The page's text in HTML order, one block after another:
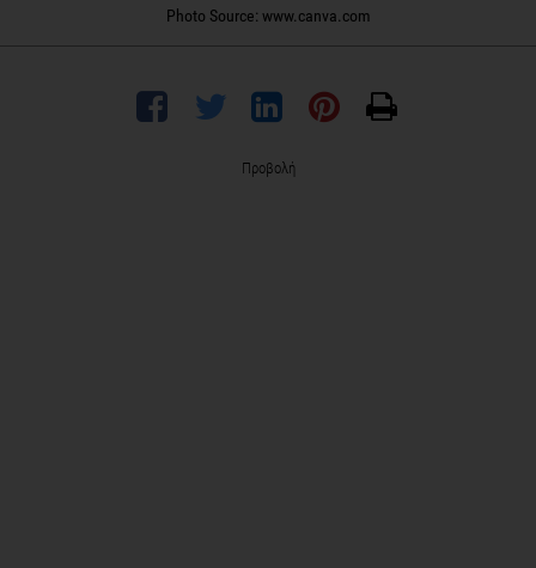
Photo Source: www.canva.com
Προβολή